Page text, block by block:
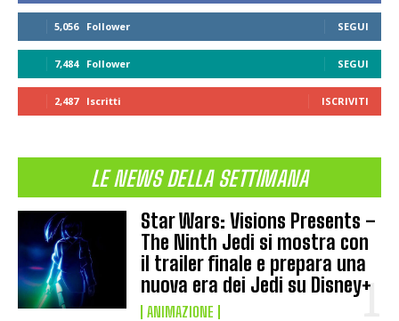
5,056 Follower SEGUI
7,484 Follower SEGUI
2,487 Iscritti ISCRIVITI
LE NEWS DELLA SETTIMANA
Star Wars: Visions Presents –
The Ninth Jedi si mostra con
il trailer finale e prepara una
nuova era dei Jedi su Disney+
ANIMAZIONE